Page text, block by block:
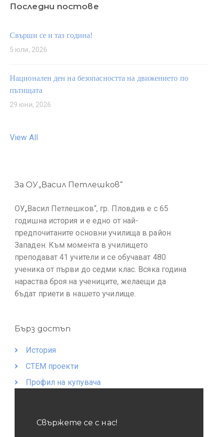
Последни постове
Свърши се и таз година!
5 юли, 2026
Национален ден на безопасността на движението по
пътищата
29 юни, 2026
View All
За ОУ„Васил Петлешков“
ОУ„Васил Петлешков“, гр. Пловдив е с 65
годишна история и е едно от най-
предпочитаните основни училища в район
Западен. Към момента в училището
преподават 41 учители и се обучават 480
ученика от първи до седми клас. Всяка година
нараства броя на учениците, желаещи да
бъдат приети в нашето училище.
Бърз достъп
История
СТЕМ проекти
Профил на купувача
Свържете се с нас!